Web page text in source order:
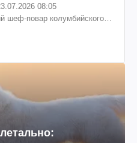
08:05
шеф-повар колумбийского